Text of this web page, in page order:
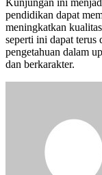
pendidikan dapat
meningkatkan
seperti ini dapat terus
pengetahuan dalam
dan berkarakter.